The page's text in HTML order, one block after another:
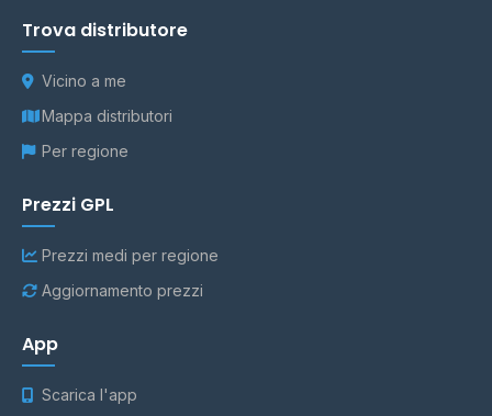
Trova distributore
Vicino a me
Mappa distributori
Per regione
Prezzi GPL
Prezzi medi per regione
Aggiornamento prezzi
App
Scarica l'app